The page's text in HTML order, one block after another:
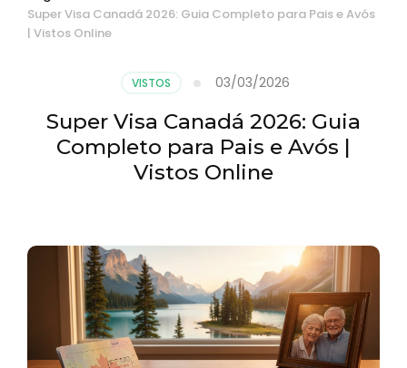
Super Visa Canadá 2026: Guia Completo para Pais e Avós
| Vistos Online
VISTOS 03/03/2026
Super Visa Canadá 2026: Guia
Completo para Pais e Avós |
Vistos Online